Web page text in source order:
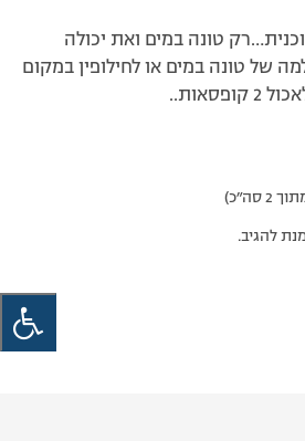
טונה במים ואת יכולה
של טונה במים או לחילופין במקום
להגיב.